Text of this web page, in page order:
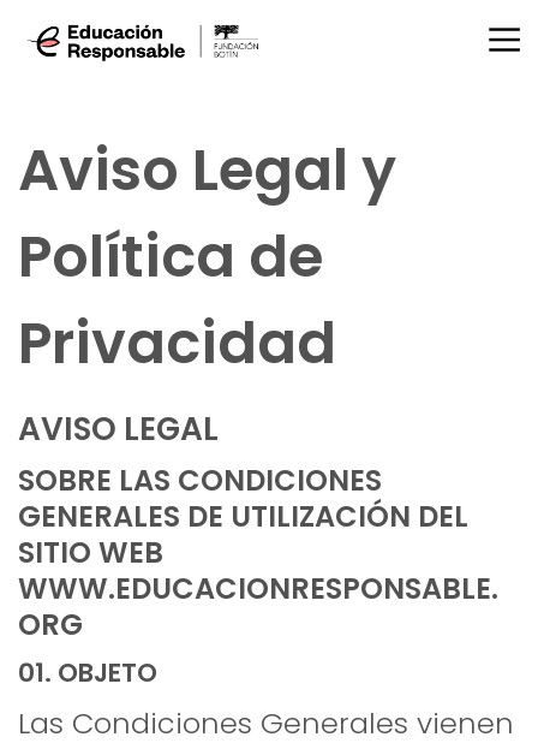
Aviso Legal y
Política de
Privacidad
AVISO LEGAL
SOBRE LAS CONDICIONES
GENERALES DE UTILIZACIÓN DEL
SITIO WEB
WWW.EDUCACIONRESPONSABLE.
ORG
01. OBJETO
Las Condiciones Generales vienen